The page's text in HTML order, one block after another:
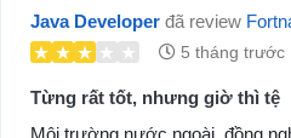
Java Developer đã review
5 tháng trước
Từng rất tốt, nhưng giờ thì tệ
Môi trường nước ngoài, đồng